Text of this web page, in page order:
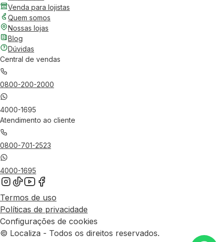
Venda para lojistas
Quem somos
Nossas lojas
Blog
Dúvidas
Central de vendas
0800-200-2000
4000-1695
Atendimento ao cliente
0800-701-2523
4000-1695
Termos de uso
Políticas de privacidade
Configurações de cookies
© Localiza - Todos os direitos reservados.